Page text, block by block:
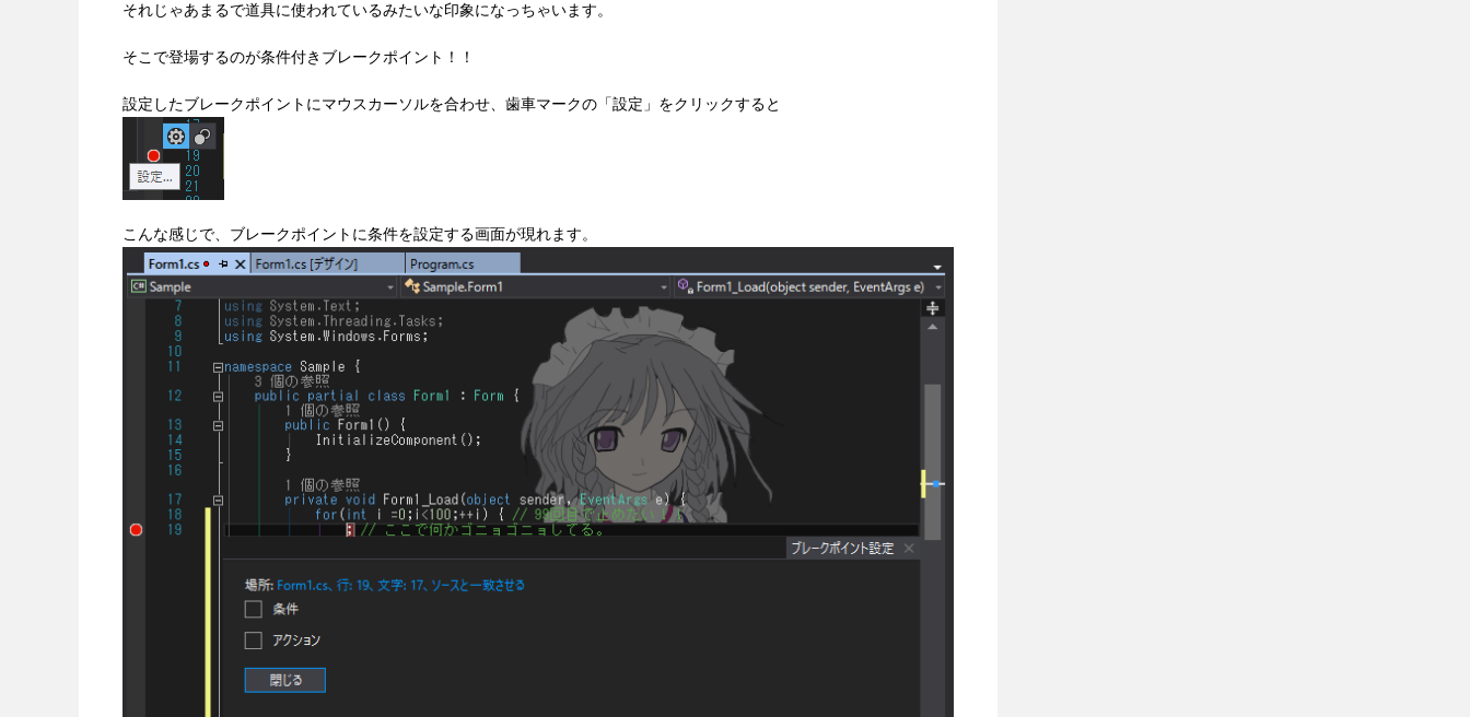
それじゃあまるで道具に使われているみたいな印象になっちゃいます。
そこで登場するのが条件付きブレークポイント！！
設定したブレークポイントにマウスカーソルを合わせ、歯車マークの「設定」をクリックすると
こんな感じで、ブレークポイントに条件を設定する画面が現れます。